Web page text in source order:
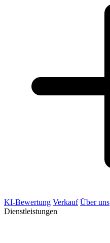
KI-Bewertung Verkauf Über uns
Dienstleistungen